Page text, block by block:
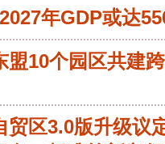
年GDP或达
盟10个园区共建
区3.0版升级议